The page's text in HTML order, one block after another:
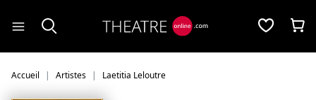
Accueil Artistes Laetitia Leloutre